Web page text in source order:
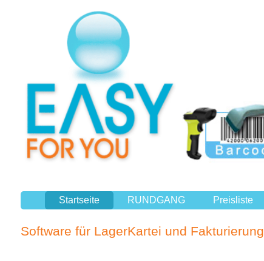
Startseite RUNDGANG Preisliste
Software für LagerKartei und Fakturierung